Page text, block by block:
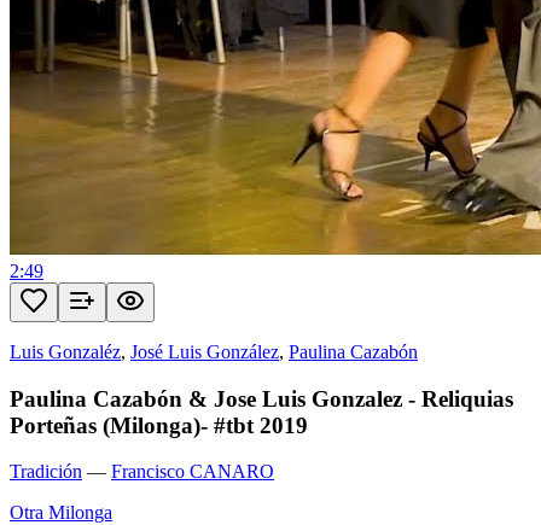
2:49
Luis Gonzaléz, José Luis González, Paulina Cazabón
Paulina Cazabón & Jose Luis Gonzalez - Reliquias
Porteñas (Milonga)- #tbt 2019
Tradición — Francisco CANARO
Otra Milonga